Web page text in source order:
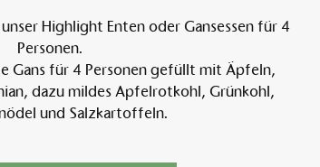
Am
Highlight Enten oder Gansessen für 4
Personen.
Gans für 4 Personen gefüllt mit Äpfeln,
dazu mildes Apfelrotkohl, Grünkohl,
und Salzkartoffeln.